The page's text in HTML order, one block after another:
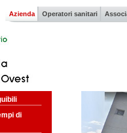
Azienda Operatori sanitari
di